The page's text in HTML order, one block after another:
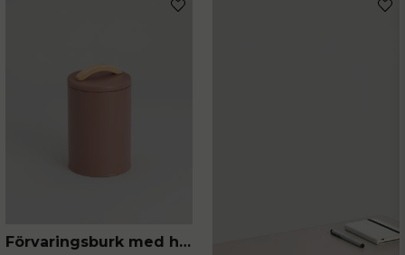
Förvaringsburk med handtag mocca